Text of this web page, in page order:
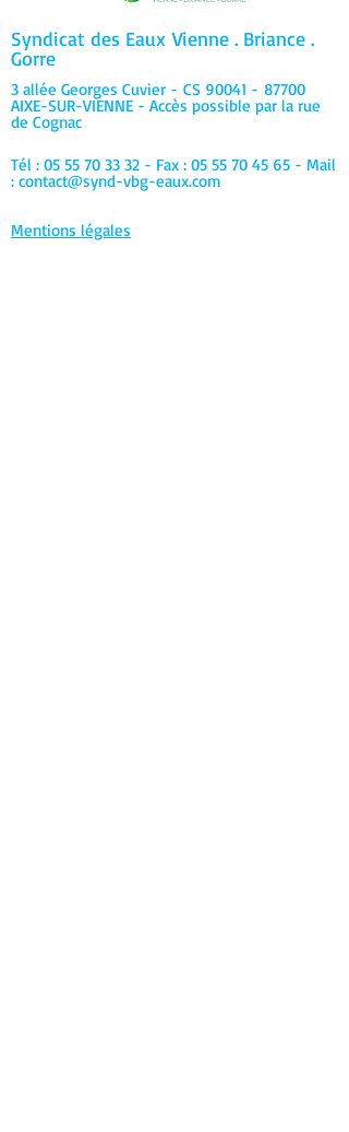
Syndicat des EauxVienne . Briance .
Gorre
3 allée Georges Cuvier - CS 90041 - 87700
AIXE-SUR-VIENNE - Accès possible par la rue
de Cognac
Tél : 05 55 70 33 32 - Fax : 05 55 70 45 65 - Mail
: contact@synd-vbg-eaux.com
Mentions légales